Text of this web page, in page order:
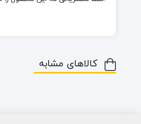
کالاهای مشابه